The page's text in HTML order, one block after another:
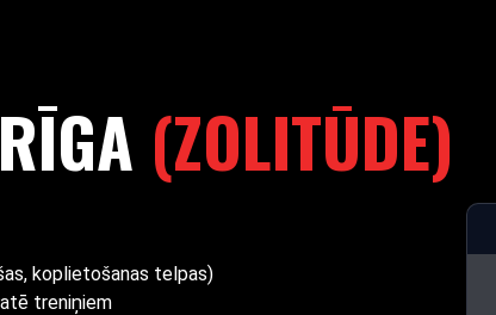
(ZOLITŪDE)
koplietošanas telpas)
treniņiem